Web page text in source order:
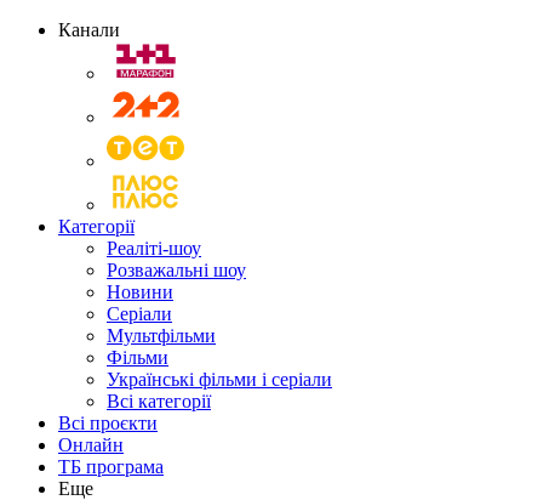
Канали
Категорії
Реаліті-шоу
Розважальні шоу
Новини
Серіали
Мультфільми
Фільми
Українські фільми і серіали
Всі категорії
Всі проєкти
Онлайн
ТБ програма
Еще